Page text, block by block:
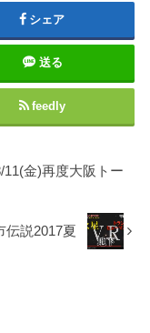
シェア
送る
feedly
金)再度大阪トー
伝説2017夏